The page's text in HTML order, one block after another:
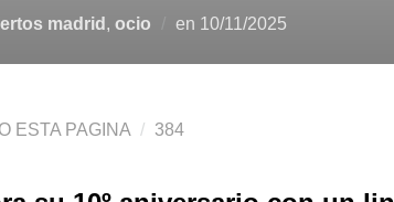
madrid , ocio en 10/11/2025
ESTA PAGINA 384